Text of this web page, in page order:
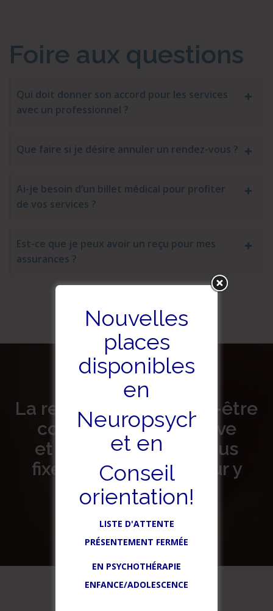
Foire aux questions
Qui doit donner son accord pour les services
avec un professionnel ?
Que faire si je désire annuler un rendez-vous ?
Ai-je besoin d’un billet médical pour profiter
de vos services ?
Est-ce que je peux avoir un reçu pour mes
assurances ?
La recherche du mieux-être
commence par un rêve
et avec votre aide, nous
fixerons les jalons pour y
arriver.
Nouvelles
places
disponibles
en
Neuropsychologie
et en
Conseil
orientation!
LISTE D'ATTENTE
PRÉSENTEMENT FERMÉE
EN PSYCHOTHÉRAPIE
ENFANCE/ADOLESCENCE